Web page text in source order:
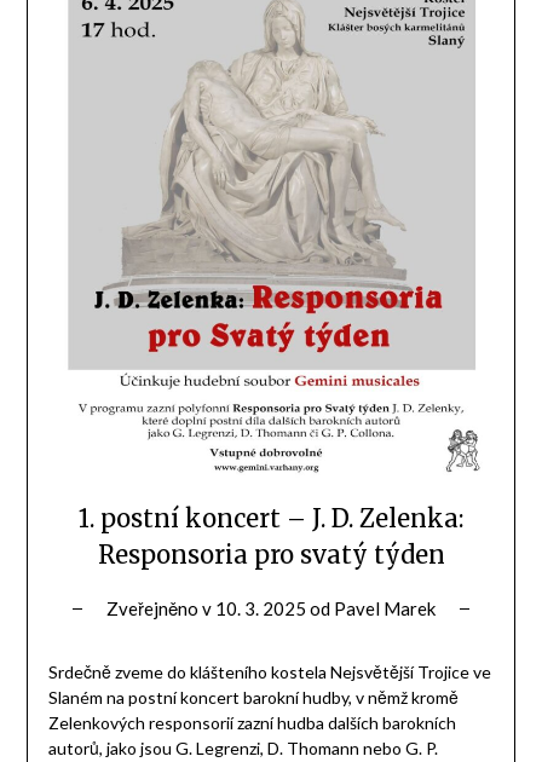
1. postní koncert – J. D. Zelenka:
Responsoria pro svatý týden
Zveřejněno v 10. 3. 2025 od Pavel Marek
Srdečně zveme do klášteního kostela Nejsvětější Trojice ve
Slaném na postní koncert barokní hudby, v němž kromě
Zelenkových responsorií zazní hudba dalších barokních
autorů, jako jsou G. Legrenzi, D. Thomann nebo G. P.